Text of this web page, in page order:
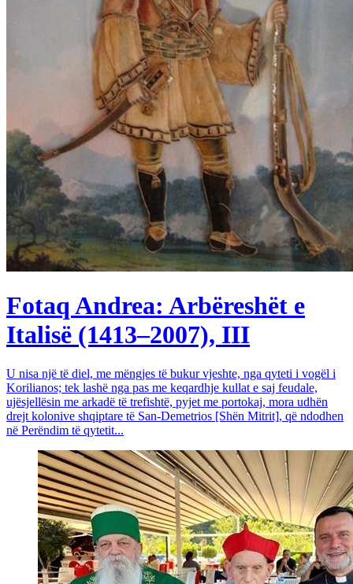
Fotaq Andrea: Arbëreshët e
Italisë (1413–2007), III
U nisa një të diel, me mëngjes të bukur vjeshte, nga qyteti i vogël i
Korilianos; tek lashë nga pas me keqardhje kullat e saj feudale,
ujësjellësin me arkadë të trefishtë, pyjet me portokaj, mora udhën
drejt kolonive shqiptare të San-Demetrios [Shën Mitrit], që ndodhen
në Perëndim të qytetit...